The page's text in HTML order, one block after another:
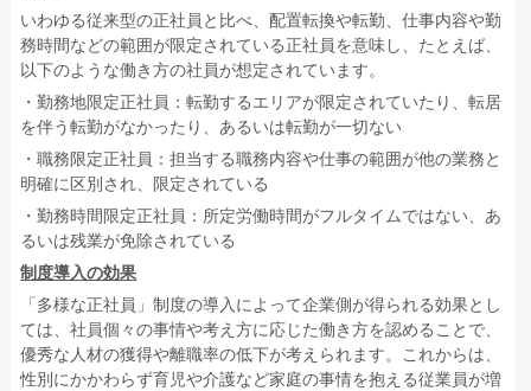
いわゆる従来型の正社員と比べ、配置転換や転勤、仕事内容や勤
務時間などの範囲が限定されている正社員を意味し、たとえば、
以下のような働き方の社員が想定されています。
・勤務地限定正社員：転勤するエリアが限定されていたり、転居
を伴う転勤がなかったり、あるいは転勤が一切ない
・職務限定正社員：担当する職務内容や仕事の範囲が他の業務と
明確に区別され、限定されている
・勤務時間限定正社員：所定労働時間がフルタイムではない、あ
るいは残業が免除されている
制度導入の効果
「多様な正社員」制度の導入によって企業側が得られる効果とし
ては、社員個々の事情や考え方に応じた働き方を認めることで、
優秀な人材の獲得や離職率の低下が考えられます。これからは、
性別にかかわらず育児や介護など家庭の事情を抱える従業員が増